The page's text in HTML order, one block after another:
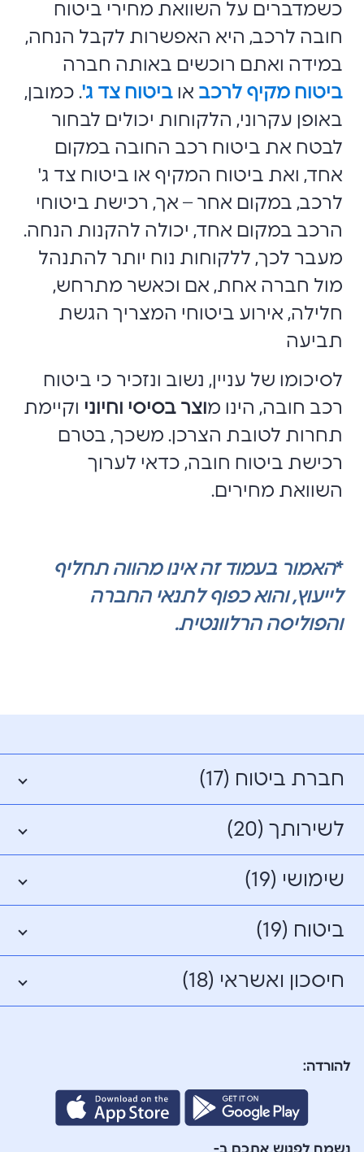
כשמדברים על השוואת מחירי ביטוח
חובה לרכב, היא האפשרות לקבל הנחה,
במידה ואתם רוכשים באותה חברה
ביטוח מקיף לרכב או ביטוח צד ג'. כמובן,
באופן עקרוני, הלקוחות יכולים לבחור
לבטח את ביטוח רכב החובה במקום
אחד, ואת ביטוח המקיף או ביטוח צד ג'
לרכב, במקום אחר – אך, רכישת ביטוחי
הרכב במקום אחד, יכולה להקנות הנחה.
מעבר לכך, ללקוחות נוח יותר להתנהל
מול חברה אחת, אם וכאשר מתרחש,
חלילה, אירוע ביטוחי המצריך הגשת
תביעה
לסיכומו של עניין, נשוב ונזכיר כי ביטוח
רכב חובה, הינו מוצר בסיסי וחיוני וקיימת
תחרות לטובת הצרכן. משכך, בטרם
רכישת ביטוח חובה, כדאי לערוך
השוואת מחירים.
*האמור בעמוד זה אינו מהווה תחליף
לייעוץ, והוא כפוף לתנאי החברה
והפוליסה הרלוונטית.
חברת ביטוח (17)
לשירותך (20)
שימושי (19)
ביטוח (19)
חיסכון ואשראי (18)
להורדה:
נשמח לפגוש אתכם ב-